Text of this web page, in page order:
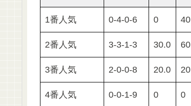
1番人気 0-4-0-6 0
2番人気 3-3-1-3 30.0
3番人気 2-0-0-8 20.0
4番人気 0-0-1-9 0 0